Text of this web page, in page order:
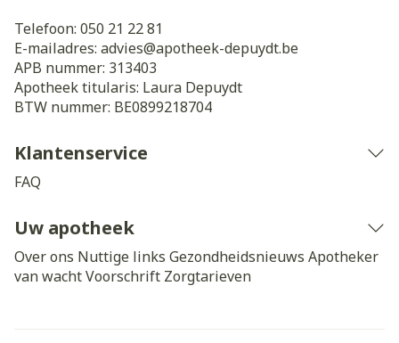
Telefoon: 050 21 22 81
E-mailadres: advies@apotheek-depuydt.be
APB nummer: 313403
Apotheek titularis: Laura Depuydt
BTW nummer: BE0899218704
Klantenservice
FAQ
Uw apotheek
Over ons Nuttige links Gezondheidsnieuws Apotheker
van wachtVoorschrift Zorgtarieven